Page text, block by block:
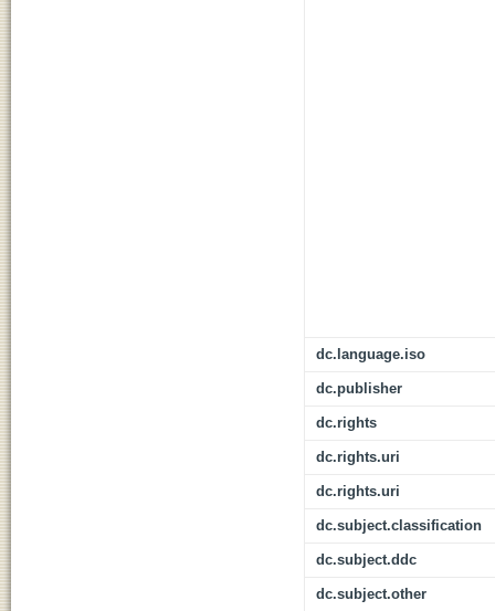
dc.language.iso
dc.publisher
dc.rights
dc.rights.uri
dc.rights.uri
dc.subject.classification
dc.subject.ddc
dc.subject.other